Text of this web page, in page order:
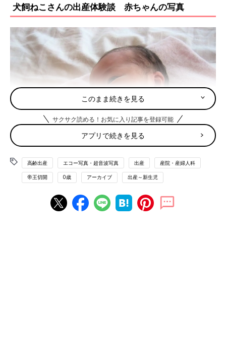
犬飼ねこさんの出産体験談 赤ちゃんの写真
出産予定日から8日後の夜、等間隔でおこる壮絶な痛みに我慢で
このまま続きを見る
サクサク読める！お気に入り記事を登録可能
アプリで続きを見る
高齢出産 エコー写真・超音波写真 出産 産院・産婦人科
帝王切開 0歳 アーカイブ 出産～新生児